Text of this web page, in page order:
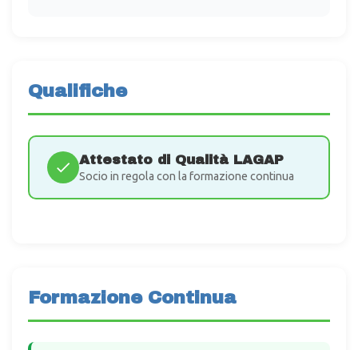
Qualifiche
Attestato di Qualità LAGAP
Socio in regola con la formazione continua
Formazione Continua